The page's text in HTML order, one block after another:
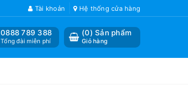
Tài khoản Hệ thống cửa hàng
(0) Sản phẩm
Giỏ hàng
0888 789 388
Tổng đài miễn phí